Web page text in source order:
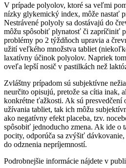
V prípade polyolov, ktoré sa veľmi
nízky glykemický index, môže nastať
Nestrávené polyoly sa dostávajú do
môžu spôsobiť plynatosť či zapríčiniť
problémy po 2 týždňoch upravia a
užití veľkého množstva tabliet
laxatívny účinok polyolov. Napriek
oveľa lepší nosič v pastilkách než
Zvláštny prípadom sú subjektívne
neurčito opisujú, pretože sa cítia inak,
konkrétne ťažkosti. Ak sú presvedčení
užívania tabliet, tak ich môžu
ako negatívny efekt placeba, tzv.
spôsobiť jednoducho zmena. Ak ide o
pocity, odporúča sa zvýšiť
do odznenia nepríjemností.
Podrobnejšie informácie nájdete v